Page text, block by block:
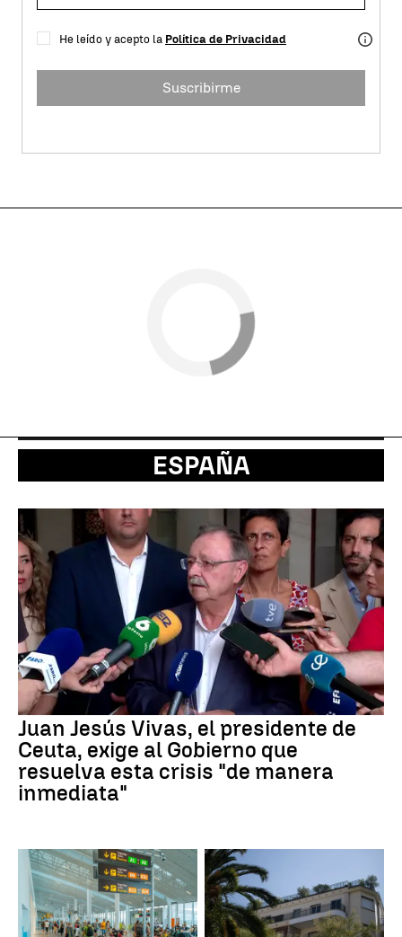
He leído y acepto la Política de Privacidad
Suscribirme
ESPAÑA
Juan Jesús Vivas, el presidente de
Ceuta, exige al Gobierno que
resuelva esta crisis "de manera
inmediata"